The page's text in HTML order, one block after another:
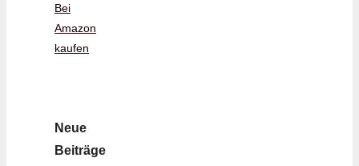
Bei
Amazon
kaufen
Neue
Beiträge